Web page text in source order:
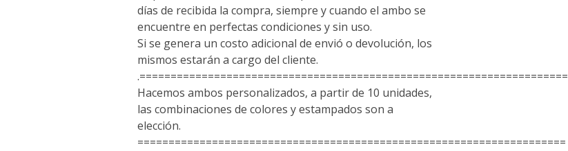
días de recibida la compra, siempre y cuando el ambo se
encuentre en perfectas condiciones y sin uso.
Si se genera un costo adicional de envió o devolución, los
mismos estarán a cargo del cliente.
.=====================================================================
Hacemos ambos personalizados, a partir de 10 unidades,
las combinaciones de colores y estampados son a
elección.
=====================================================================